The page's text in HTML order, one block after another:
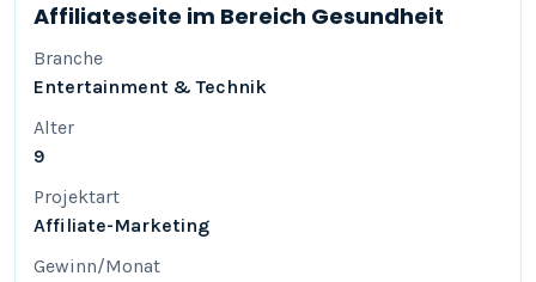
Affiliateseite im Bereich Gesundheit
Branche
Entertainment & Technik
Alter
9
Projektart
Affiliate-Marketing
Gewinn/Monat